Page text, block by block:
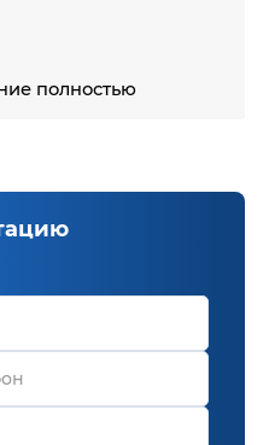
к коррозии и
повышенной
её можно
и полировать.
листов
полностью